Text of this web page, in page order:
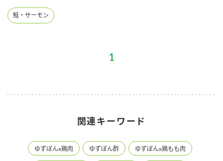
鮭・サーモン
1
関連キーワード
ゆずぽんx鶏肉 ゆずぽん酢 ゆずぽんx鶏もも肉